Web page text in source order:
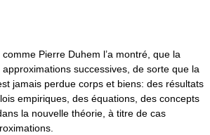
Pierre Duhem l’a montré, que la
successives, de sorte que la
jamais perdue corps et biens: des résultats
empiriques, des équations, des concepts
la nouvelle théorie, à titre de cas